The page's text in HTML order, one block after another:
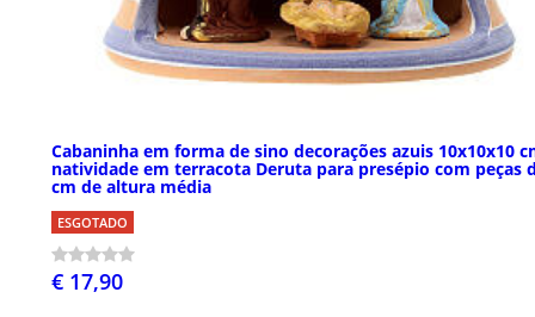
Cabaninha em forma de sino decorações azuis 10x10x10
natividade em terracota Deruta para presépio com peças
cm de altura média
ESGOTADO
€ 17,90